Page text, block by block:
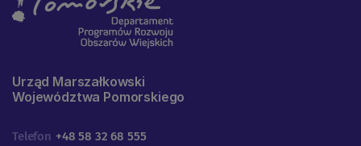
Urząd Marszałkowski
Województwa Pomorskiego
Telefon +48 58 32 68 555